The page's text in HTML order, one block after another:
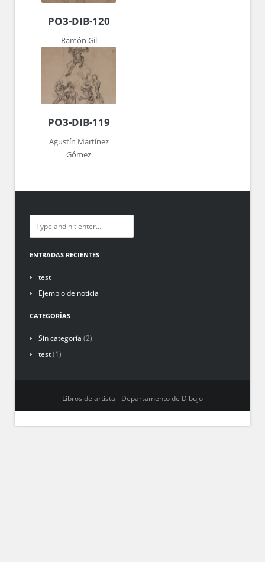
PO3-DIB-120
Ramón Gil
PO3-DIB-119
Agustín Martínez
Gómez
ENTRADAS RECIENTES
test
Ejemplo de noticia
CATEGORÍAS
Sin categoría (2)
test(1)
Libros de artista - Departamento de Dibujo